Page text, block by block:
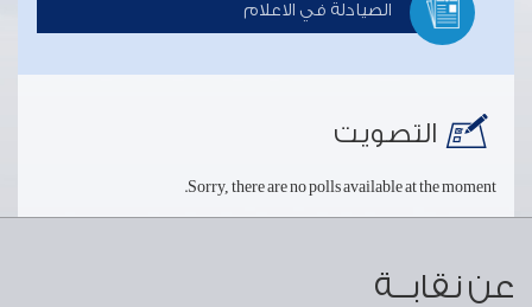
الصيادلة في الاعلام
التصويت
Sorry, there are no polls available at the moment.
عن نقابــة